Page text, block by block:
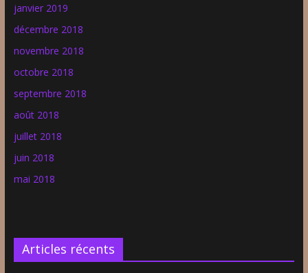
janvier 2019
décembre 2018
novembre 2018
octobre 2018
septembre 2018
août 2018
juillet 2018
juin 2018
mai 2018
Articles récents